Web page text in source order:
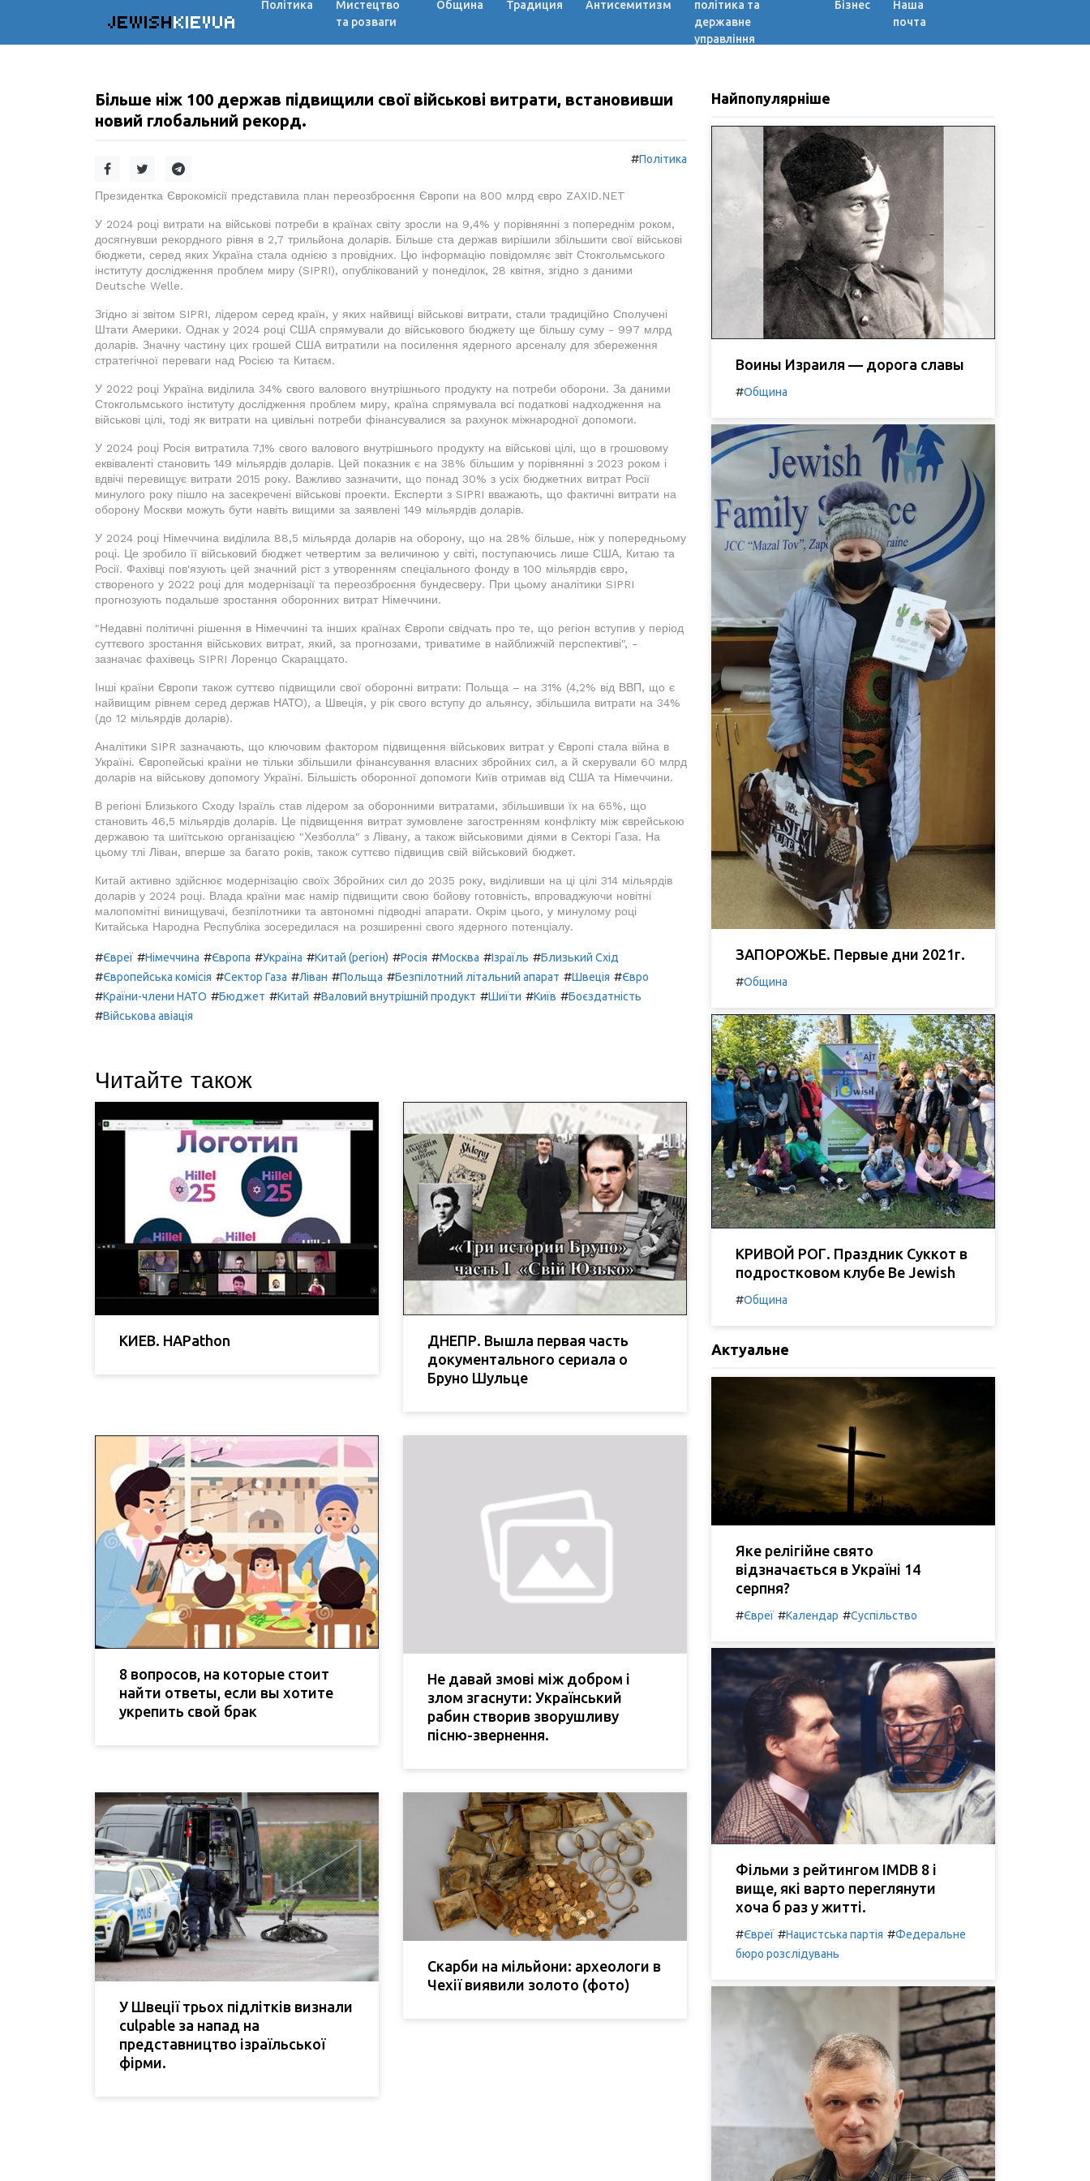
JEWISHKIEVUA
Політика
Мистецтво
та розваги
Община Традиция Антисемитизм
політика та
державне
управління
Бізнес
Наша
почта
Більше ніж 100 держав підвищили свої військові витрати, встановивши
новий глобальний рекорд.
#Політика
Президентка Єврокомісії представила план переозброєння Європи на 800 млрд євро ZAXID.NET
У 2024 році витрати на військові потреби в країнах світу зросли на 9,4% у порівнянні з попереднім роком,
досягнувши рекордного рівня в 2,7 трильйона доларів. Більше ста держав вирішили збільшити свої військові
бюджети, серед яких Україна стала однією з провідних. Цю інформацію повідомляє звіт Стокгольмського
інституту дослідження проблем миру (SIPRI), опублікований у понеділок, 28 квітня, згідно з даними
Deutsche Welle.
Згідно зі звітом SIPRI, лідером серед країн, у яких найвищі військові витрати, стали традиційно Сполучені
Штати Америки. Однак у 2024 році США спрямували до військового бюджету ще більшу суму - 997 млрд
доларів. Значну частину цих грошей США витратили на посилення ядерного арсеналу для збереження
стратегічної переваги над Росією та Китаєм.
У 2022 році Україна виділила 34% свого валового внутрішнього продукту на потреби оборони. За даними
Стокгольмського інституту дослідження проблем миру, країна спрямувала всі податкові надходження на
військові цілі, тоді як витрати на цивільні потреби фінансувалися за рахунок міжнародної допомоги.
У 2024 році Росія витратила 7,1% свого валового внутрішнього продукту на військові цілі, що в грошовому
еквіваленті становить 149 мільярдів доларів. Цей показник є на 38% більшим у порівнянні з 2023 роком і
вдвічі перевищує витрати 2015 року. Важливо зазначити, що понад 30% з усіх бюджетних витрат Росії
минулого року пішло на засекречені військові проекти. Експерти з SIPRI вважають, що фактичні витрати на
оборону Москви можуть бути навіть вищими за заявлені 149 мільярдів доларів.
У 2024 році Німеччина виділила 88,5 мільярда доларів на оборону, що на 28% більше, ніж у попередньому
році. Це зробило її військовий бюджет четвертим за величиною у світі, поступаючись лише США, Китаю та
Росії. Фахівці пов'язують цей значний ріст з утворенням спеціального фонду в 100 мільярдів євро,
створеного у 2022 році для модернізації та переозброєння бундесверу. При цьому аналітики SIPRI
прогнозують подальше зростання оборонних витрат Німеччини.
"Недавні політичні рішення в Німеччині та інших країнах Європи свідчать про те, що регіон вступив у період
суттєвого зростання військових витрат, який, за прогнозами, триватиме в найближчій перспективі", -
зазначає фахівець SIPRI Лоренцо Скараццато.
Інші країни Європи також суттєво підвищили свої оборонні витрати: Польща – на 31% (4,2% від ВВП, що є
найвищим рівнем серед держав НАТО), а Швеція, у рік свого вступу до альянсу, збільшила витрати на 34%
(до 12 мільярдів доларів).
Аналітики SIPR зазначають, що ключовим фактором підвищення військових витрат у Європі стала війна в
Україні. Європейські країни не тільки збільшили фінансування власних збройних сил, а й скерували 60 млрд
доларів на військову допомогу Україні. Більшість оборонної допомоги Київ отримав від США та Німеччини.
В регіоні Близького Сходу Ізраїль став лідером за оборонними витратами, збільшивши їх на 65%, що
становить 46,5 мільярдів доларів. Це підвищення витрат зумовлене загостренням конфлікту між єврейською
державою та шиїтською організацією "Хезболла" з Лівану, а також військовими діями в Секторі Газа. На
цьому тлі Ліван, вперше за багато років, також суттєво підвищив свій військовий бюджет.
Китай активно здійснює модернізацію своїх Збройних сил до 2035 року, виділивши на ці цілі 314 мільярдів
доларів у 2024 році. Влада країни має намір підвищити свою бойову готовність, впроваджуючи новітні
малопомітні винищувачі, безпілотники та автономні підводні апарати. Окрім цього, у минулому році
Китайська Народна Республіка зосередилася на розширенні свого ядерного потенціалу.
#Євреї #Німеччина #Європа #Україна #Китай (регіон) #Росія #Москва #Ізраїль #Близький Схід
#Європейська комісія #Сектор Газа #Ліван #Польща #Безпілотний літальний апарат #Швеція #Євро
#Країни-члени НАТО #Бюджет #Китай #Валовий внутрішній продукт #Шиїти #Київ #Боєздатність
#Військова авіація
Читайте також
КИЕВ. HAPathon
ДНЕПР. Вышла первая часть
документального сериала о
Бруно Шульце
8 вопросов, на которые стоит
найти ответы, если вы хотите
укрепить свой брак
Не давай змові між добром і
злом згаснути: Український
рабин створив зворушливу
пісню-звернення.
У Швеції трьох підлітків визнали
culpable за напад на
представництво ізраїльської
фірми.
Скарби на мільйони: археологи в
Чехії виявили золото (фото)
Найпопулярніше
Воины Израиля — дорога славы
#Община
ЗАПОРОЖЬЕ. Первые дни 2021г.
#Община
КРИВОЙ РОГ. Праздник Суккот в
подростковом клубе Be Jewish
#Община
Актуальне
Яке релігійне свято
відзначається в Україні 14
серпня?
#Євреї #Календар #Суспільство
Фільми з рейтингом IMDB 8 і
вище, які варто переглянути
хоча б раз у житті.
#Євреї #Нацистська партія #Федеральне
бюро розслідувань